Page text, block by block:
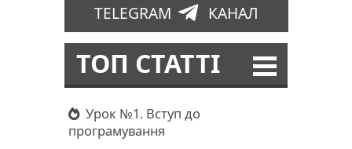
TELEGRAM КАНАЛ
ТОП СТАТТІ
Урок №1. Вступ до
програмування